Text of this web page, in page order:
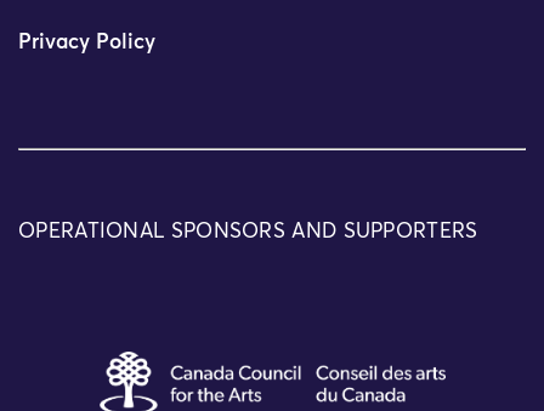
Privacy Policy
OPERATIONAL SPONSORS AND SUPPORTERS